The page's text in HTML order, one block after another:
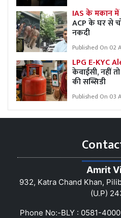
IAS के मकान में
ACP के घर से
नकदी
Published On 02
LPG E-KYC
केवाईसी, नहीं
की सब्सिडी
Published On 03
Amrit
932, Katra Chand Khan,
(U.P)
Phone No:-BLY : 0581-